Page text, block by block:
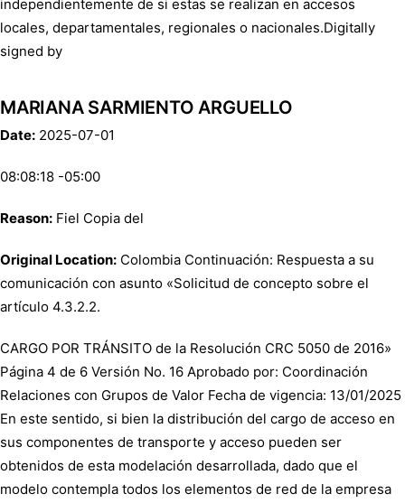
independientemente de si estas se realizan en accesos
locales, departamentales, regionales o nacionales.Digitally
signed by
MARIANA SARMIENTO ARGUELLO
Date: 2025-07-01
08:08:18 -05:00
Reason: Fiel Copia del
Original Location: Colombia Continuación: Respuesta a su
comunicación con asunto «Solicitud de concepto sobre el
artículo 4.3.2.2.
CARGO POR TRÁNSITO de la Resolución CRC 5050 de 2016»
Página 4 de 6 Versión No. 16 Aprobado por: Coordinación
Relaciones con Grupos de Valor Fecha de vigencia: 13/01/2025
En este sentido, si bien la distribución del cargo de acceso en
sus componentes de transporte y acceso pueden ser
obtenidos de esta modelación desarrollada, dado que el
modelo contempla todos los elementos de red de la empresa